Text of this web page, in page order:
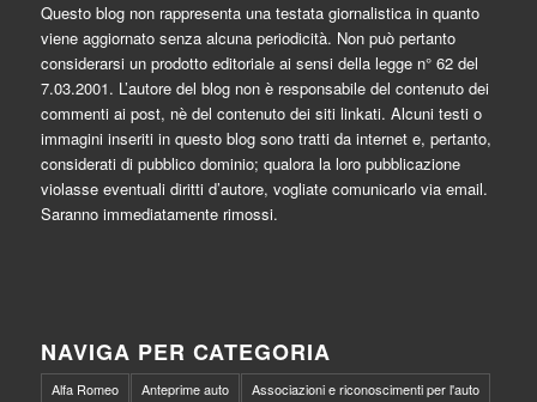
Questo blog non rappresenta una testata giornalistica in quanto
viene aggiornato senza alcuna periodicità. Non può pertanto
considerarsi un prodotto editoriale ai sensi della legge n° 62 del
7.03.2001. L’autore del blog non è responsabile del contenuto dei
commenti ai post, nè del contenuto dei siti linkati. Alcuni testi o
immagini inseriti in questo blog sono tratti da internet e, pertanto,
considerati di pubblico dominio; qualora la loro pubblicazione
violasse eventuali diritti d’autore, vogliate comunicarlo via email.
Saranno immediatamente rimossi.
NAVIGA PER CATEGORIA
Alfa Romeo Anteprime auto
Associazioni e riconoscimenti per l'auto